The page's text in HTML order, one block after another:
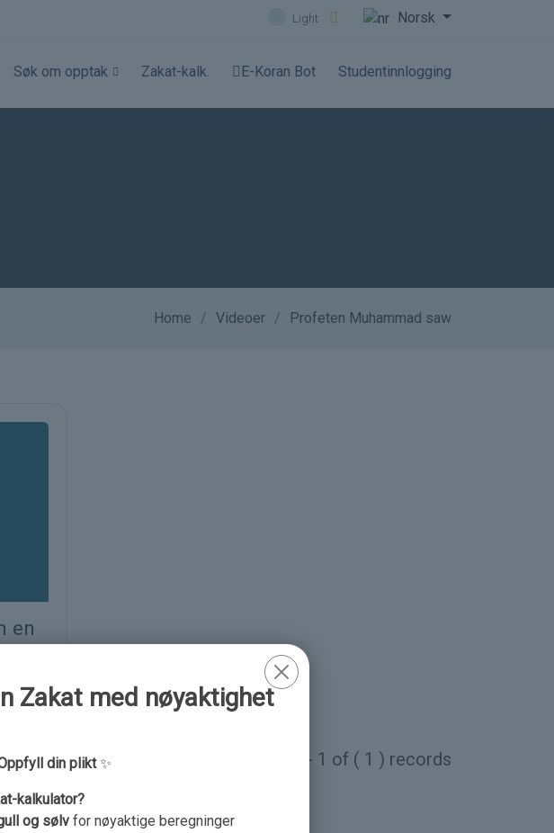
Light Norsk
Søk om opptak Zakat-kalk. E-Koran Bot Studentinnlogging
Home Videoer Profeten Muhammad saw
en
1 - 1 of ( 1 ) records
Zakat med nøyaktighet
din plikt✨
kalkulator?
og sølvfor nøyaktige beregninger